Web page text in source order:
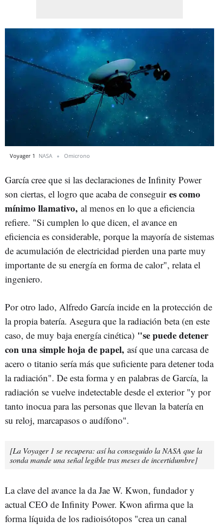
Voyager 1 NASA Omicrono
García cree que si las declaraciones de Infinity Power
son ciertas, el logro que acaba de conseguir es como
mínimo llamativo, al menos en lo que a eficiencia
refiere. "Si cumplen lo que dicen, el avance en
eficiencia es considerable, porque la mayoría de sistemas
de acumulación de electricidad pierden una parte muy
importante de su energía en forma de calor", relata el
ingeniero.
Por otro lado, Alfredo García incide en la protección de
la propia batería. Asegura que la radiación beta (en este
caso, de muy baja energía cinética) "se puede detener
con una simple hoja de papel, así que una carcasa de
acero o titanio sería más que suficiente para detener toda
la radiación". De esta forma y en palabras de García, la
radiación se vuelve indetectable desde el exterior "y por
tanto inocua para las personas que llevan la batería en
su reloj, marcapasos o audífono".
[La Voyager 1 se recupera: así ha conseguido la NASA que la
sonda mande una señal legible tras meses de incertidumbre]
La clave del avance la da Jae W. Kwon, fundador y
actual CEO de Infinity Power. Kwon afirma que la
forma líquida de los radioisótopos "crea un canal